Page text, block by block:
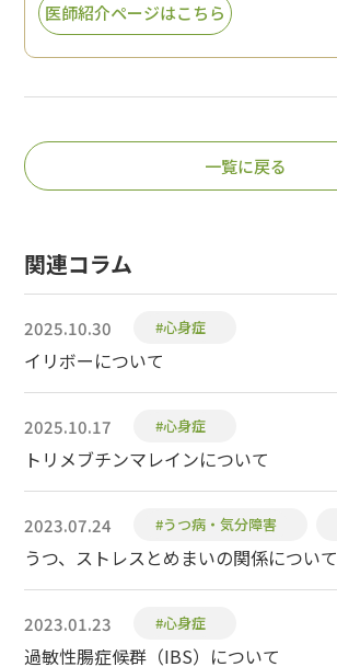
医師紹介ページはこちら
一覧に戻る
関連コラム
2025.10.30 #心身症
イリボーについて
2025.10.17 #心身症
トリメブチンマレインについて
2023.07.24 #うつ病・気分障害
うつ、ストレスとめまいの関係について
2023.01.23 #心身症
過敏性腸症候群（IBS）について